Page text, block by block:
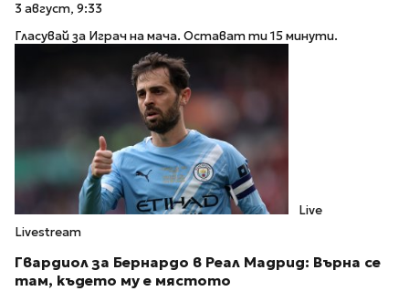
3 август, 9:33
Гласувай за Играч на мача. Остават ти 15 минути.
Live
Livestream
Гвардиол за Бернардо в Реал Мадрид: Върна се
там, където му е мястото